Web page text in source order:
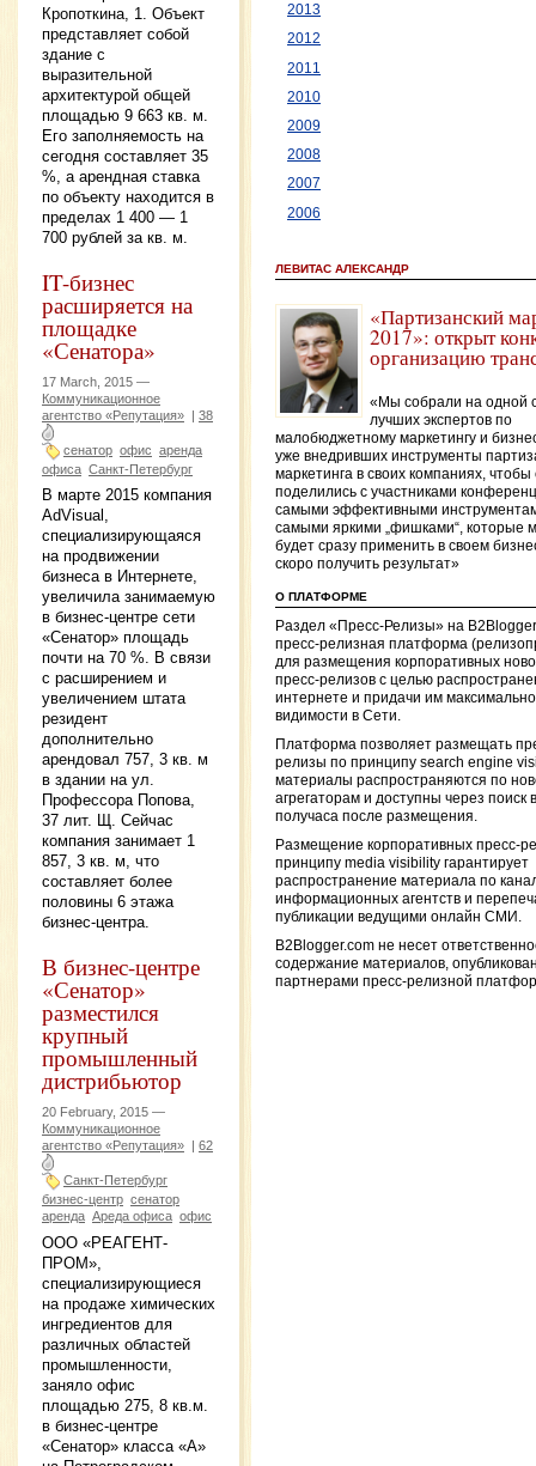
Кропоткина, 1. Объект
представляет собой
здание с
выразительной
архитектурой общей
площадью 9 663 кв. м.
Его заполняемость на
сегодня составляет 35
%, а арендная ставка
по объекту находится в
пределах 1 400 — 1
700 рублей за кв. м.
IT-бизнес
расширяется на
площадке
«Сенатора»
17 March, 2015 —
Коммуникационное
агентство «Репутация» | 38
сенатор офис аренда
офиса Санкт-Петербург
В марте 2015 компания
AdVisual,
специализирующаяся
на продвижении
бизнеса в Интернете,
увеличила занимаемую
в бизнес-центре сети
«Сенатор» площадь
почти на 70 %. В связи
с расширением и
увеличением штата
резидент
дополнительно
арендовал 757, 3 кв. м
в здании на ул.
Профессора Попова,
37 лит. Щ. Сейчас
компания занимает 1
857, 3 кв. м, что
составляет более
половины 6 этажа
бизнес-центра.
В бизнес-центре
«Сенатор»
разместился
крупный
промышленный
дистрибьютор
20 February, 2015 —
Коммуникационное
агентство «Репутация» | 62
Санкт-Петербург
бизнес-центр сенатор
аренда Ареда офиса офис
ООО «РЕАГЕНТ-
ПРОМ»,
специализирующиеся
на продаже химических
ингредиентов для
различных областей
промышленности,
заняло офис
площадью 275, 8 кв.м.
в бизнес-центре
«Сенатор» класса «А»
2013
2012
2011
2010
2009
2008
2007
2006
ЛЕВИТАС АЛЕКСАНДР
«Партизанский
2017»: открыт
организацию
«Мы собрали на одной
лучших экспертов по
малобюджетному маркетингу и
уже внедривших инструменты
маркетинга в своих компаниях, чтобы
поделились с участниками
самыми эффективными
самыми яркими „фишками“, которые
будет сразу применить в своем
скоро получить результат»
О ПЛАТФОРМЕ
Раздел «Пресс-Релизы» на
пресс-релизная платформа
для размещения корпоративных
пресс-релизов с целью
интернете и придачи им
видимости в Сети.
Платформа позволяет размещать
релизы по принципу search engine
материалы распространяются по
агрегаторам и доступны через поиск
получаса после размещения.
Размещение корпоративных пресс-
принципу media visibility гарантирует
распространение материала по
информационных агентств и
публикации ведущими онлайн СМИ.
B2Blogger.com не несет
содержание материалов,
партнерами пресс-релизной